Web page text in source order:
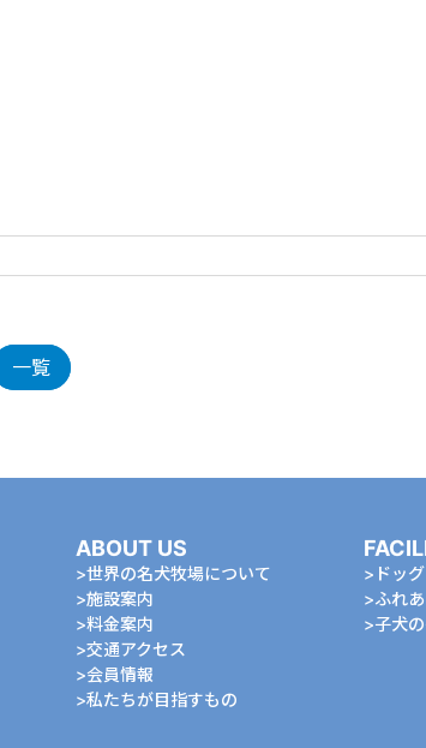
一覧
ABOUT US
世界の名犬牧場について
施設案内
料金案内
交通アクセス
会員情報
私たちが⽬指すもの
ドッ
ふれ
⼦⽝